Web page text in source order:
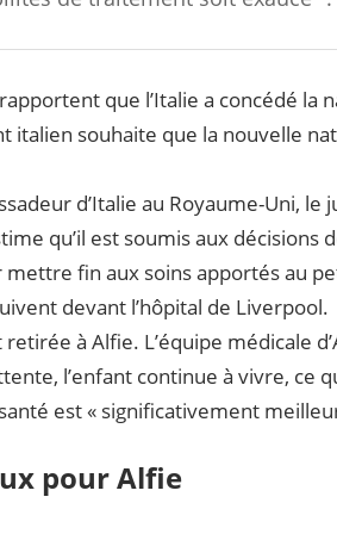
que l’Italie a concédé
italien souhaite que la nouvelle
d’Italie au Royaume-Uni,
qu’il est soumis aux décisions
fin aux soins apportés au
devant l’hôpital de Liverpool.
à Alfie. L’équipe médicale
l’enfant continue à vivre, ce
est « significativement
pour Alfie